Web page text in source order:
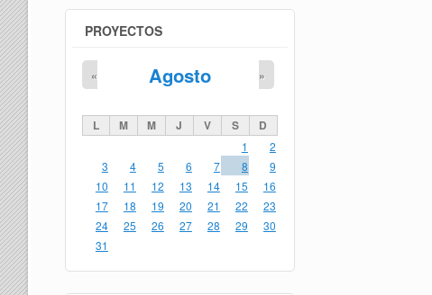
PROYECTOS
Agosto
« »
L M M J V S D
1
2
3
4 5 6 7 8
9
10
11 12 13 14 15
16
17
18 19 20 21 22
23
24
25 26 27 28 29
30
31